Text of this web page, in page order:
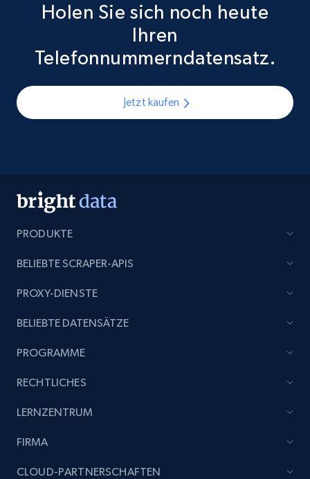
Holen Sie sich noch heute
Ihren
Telefonnummerndatensatz.
Jetzt kaufen
PRODUKTE
BELIEBTE SCRAPER-APIS
PROXY-DIENSTE
BELIEBTE DATENSÄTZE
PROGRAMME
RECHTLICHES
LERNZENTRUM
FIRMA
CLOUD-PARTNERSCHAFTEN